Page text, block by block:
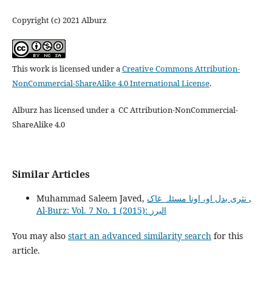
Copyright (c) 2021 Alburz
This work is licensed under aCreative Commons Attribution-
NonCommercial-ShareAlike 4.0 International License.
Alburz has licensed under a CC Attribution-NonCommercial-
ShareAlike 4.0
Similar Articles
Muhammad Saleem Javed,
,
Al-Burz: Vol. 7 No. 1 (2015): البرز
You may also start an advanced similarity searchfor this
article.